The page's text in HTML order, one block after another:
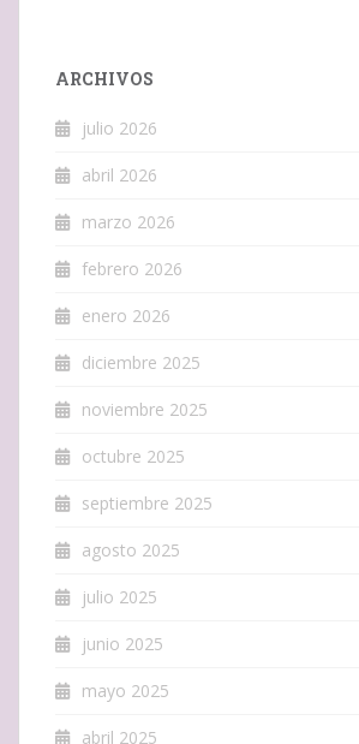
ARCHIVOS
julio 2026
abril 2026
marzo 2026
febrero 2026
enero 2026
diciembre 2025
noviembre 2025
octubre 2025
septiembre 2025
agosto 2025
julio 2025
junio 2025
mayo 2025
abril 2025